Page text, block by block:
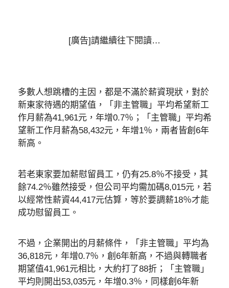
[廣告]請繼續往下閱讀…
多數人想跳槽的主因，都是不滿於薪資現狀，對於
新東家待遇的期望值，「非主管職」平均希望新工
作月薪為41,961元，年增0.7％；「主管職」平均希
望新工作月薪為58,432元，年增1％，兩者皆創6年
新高。
若老東家要加薪慰留員工，仍有25.8％不接受，其
餘74.2％雖然接受，但公司平均需加碼8,015元，若
以經常性薪資44,417元估算，等於要調薪18％才能
成功慰留員工。
不過，企業開出的月薪條件，「非主管職」平均為
36,818元，年增0.7％，創6年新高，不過與轉職者
期望值41,961元相比，大約打了88折；「主管職」
平均則開出53,035元，年增0.3％，同樣創6年新